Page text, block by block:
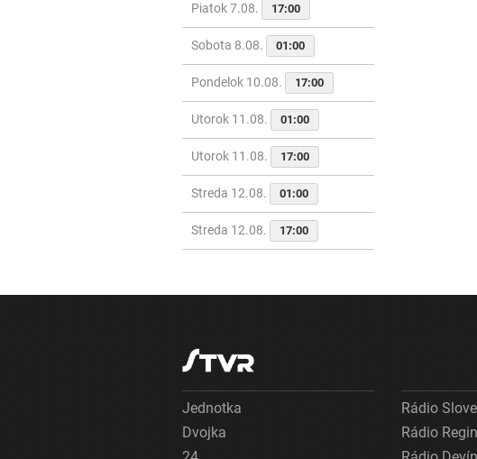
Piatok 7.08. 17:00
Sobota 8.08. 01:00
Pondelok 10.08. 17:00
Utorok 11.08. 01:00
Utorok 11.08. 17:00
Streda 12.08. 01:00
Streda 12.08. 17:00
Jednotka
Dvojka
Rádio
Rádio